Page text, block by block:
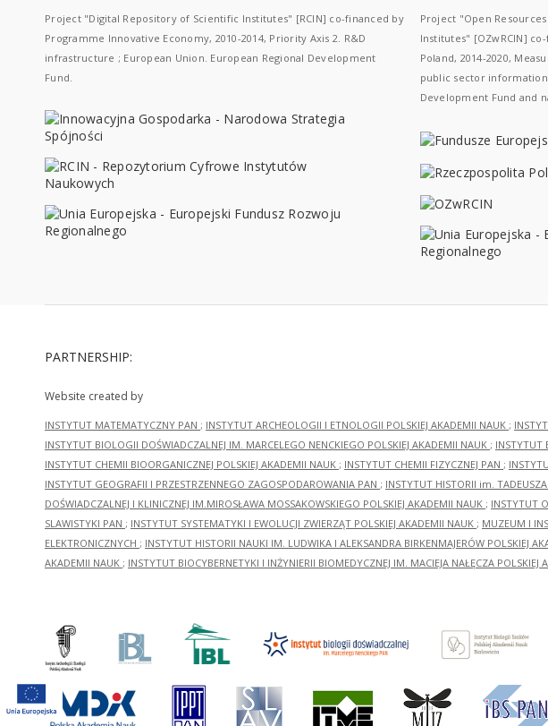
Project "Digital Repository of Scientific Institutes" [RCIN] co-financed by
Programme Innovative Economy, 2010-2014, Priority Axis 2. R&D
infrastructure ; European Union. European Regional Development
Fund.
Project "Open
Institutes" [OZwRCIN]
Poland, 2014-2020,
public sector
Development Fund and
PARTNERSHIP:
Website created by
INSTYTUT MATEMATYCZNY PAN ; INSTYTUT ARCHEOLOGII I ETNOLOGII POLSKIEJ AKADEMII NAUK ;
INSTYTUT BIOLOGII DOŚWIADCZALNEJ IM. MARCELEGO NENCKIEGO POLSKIEJ AKADEMII NAUK ; INSTYTUT
INSTYTUT CHEMII BIOORGANICZNEJ POLSKIEJ AKADEMII NAUK ; INSTYTUT CHEMII FIZYCZNEJ PAN ;
INSTYTUT GEOGRAFII I PRZESTRZENNEGO ZAGOSPODAROWANIA PAN ; INSTYTUT HISTORII im.
DOŚWIADCZALNEJ I KLINICZNEJ IM.MIROSŁAWA MOSSAKOWSKIEGO POLSKIEJ AKADEMII NAUK ; INSTYTUT
SLAWISTYKI PAN ; INSTYTUT SYSTEMATYKI I EWOLUCJI ZWIERZĄT POLSKIEJ AKADEMII NAUK ; MUZEUM I
ELEKTRONICZNYCH ; INSTYTUT HISTORII NAUKI IM. LUDWIKA I ALEKSANDRA BIRKENMAJERÓW POLSKIEJ
AKADEMII NAUK ; INSTYTUT BIOCYBERNETYKI I INŻYNIERII BIOMEDYCZNEJ IM. MACIEJA NAŁĘCZA POLSKIEJ